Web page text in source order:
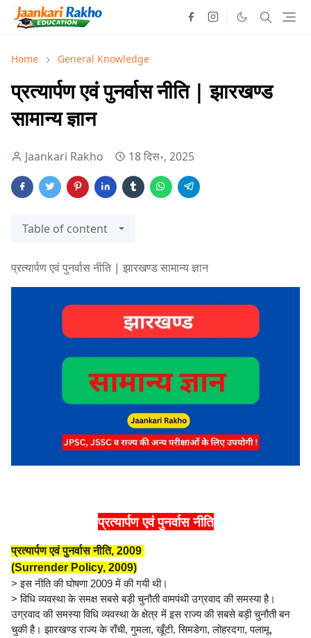
Home General Knowledge
प्रत्यार्पण एवं पुनर्वास नीति | झारखण्ड
सामान्य ज्ञान
Jaankari Rakho 18 दिस॰, 2025
Table of content
प्रत्यार्पण एवं पुनर्वास नीति | झारखण्ड सामान्य ज्ञान
प्रत्यार्पण एवं पुनर्वास नीति
प्रत्यार्पण एवं पुनर्वास नीति, 2009
(Surrender Policy, 2009)
> इस नीति की घोषणा 2009 में की गयी थी।
> विधि व्यवस्था के समक्ष सबसे बड़ी चुनौती वामपंथी उग्रवाद की समस्या है।
उग्रवाद की समस्या विधि व्यवस्था के क्षेत्र में इस राज्य की सबसे बड़ी चुनौती बन
चुकी है। झारखण्ड राज्य के राँची, गुमला, खूँटी, सिमडेगा, लोहरदगा, पलामू,